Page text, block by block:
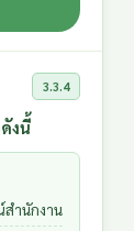
งนี้
3.3.4
สำนักงาน